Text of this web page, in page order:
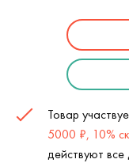
Товар
5000 ₽, 10%
действуют все